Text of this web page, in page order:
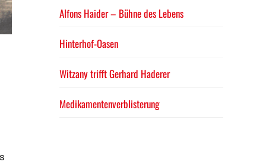
Alfons Haider – Bühne des Lebens
Hinterhof-Oasen
Witzany trifft Gerhard Haderer
Medikamentenverblisterung